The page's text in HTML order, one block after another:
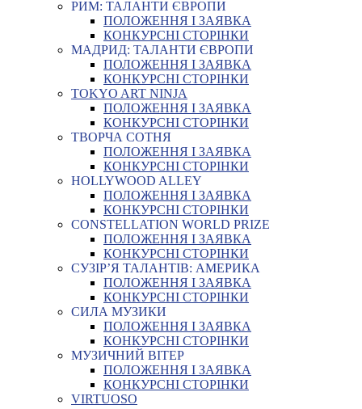
РИМ: ТАЛАНТИ ЄВРОПИ
ПОЛОЖЕННЯ І ЗАЯВКА
КОНКУРСНІ СТОРІНКИ
МАДРИД: ТАЛАНТИ ЄВРОПИ
ПОЛОЖЕННЯ І ЗАЯВКА
КОНКУРСНІ СТОРІНКИ
TOKYO ART NINJA
ПОЛОЖЕННЯ І ЗАЯВКА
КОНКУРСНІ СТОРІНКИ
ТВОРЧА СОТНЯ
ПОЛОЖЕННЯ І ЗАЯВКА
КОНКУРСНІ СТОРІНКИ
HOLLYWOOD ALLEY
ПОЛОЖЕННЯ І ЗАЯВКА
КОНКУРСНІ СТОРІНКИ
CONSTELLATION WORLD PRIZE
ПОЛОЖЕННЯ І ЗАЯВКА
КОНКУРСНІ СТОРІНКИ
СУЗІР’Я ТАЛАНТІВ: АМЕРИКА
ПОЛОЖЕННЯ І ЗАЯВКА
КОНКУРСНІ СТОРІНКИ
СИЛА МУЗИКИ
ПОЛОЖЕННЯ І ЗАЯВКА
КОНКУРСНІ СТОРІНКИ
МУЗИЧНИЙ ВІТЕР
ПОЛОЖЕННЯ І ЗАЯВКА
КОНКУРСНІ СТОРІНКИ
VIRTUOSO